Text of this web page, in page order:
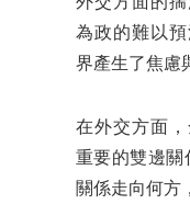
外交方面的
為政的難以
界產生了焦慮
在外交方面
重要的雙邊關
關係走向何方